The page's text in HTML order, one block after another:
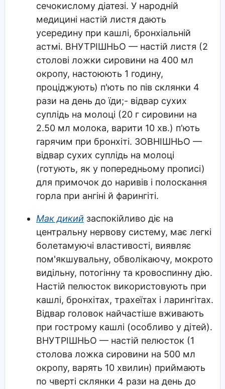
сечокислому діатезі. У народній
медицині настій листя дають
усередину при кашлі, бронхіальній
астмі. ВНУТРІШНЬО — настій листя (2
столові ложки сировини на 400 мл
окропу, настоюють 1 годину,
проціджують) п'ють по пів склянки 4
рази на день до їди;- відвар сухих
суплідь на молоці (20 г сировини на
2.50 мл молока, варити 10 хв.) п'ють
гарячим при бронхіті. ЗОВНІШНЬО —
відвар сухих суплідь на молоці
(готують, як у попередньому прописі)
для примочок до наривів і полоскання
горла при ангіні й фарингіті.
Мак дикий заспокійливо діє на
центральну нервову систему, має легкі
болетамуючі властивості, виявляє
пом'якшувальну, обволікаючу, мокрото
видільну, потогінну та кровоспинну дію.
Настій пелюсток використовують при
кашлі, бронхітах, трахеїтах і ларингітах.
Відвар головок найчастіше вживають
при гострому кашлі (особливо у дітей).
ВНУТРІШНЬО — настій пелюсток (1
столова ложка сировини на 500 мл
окропу, варять 10 хвилин) приймають
по чверті склянки 4 рази на день до